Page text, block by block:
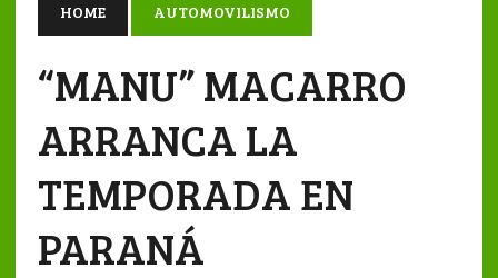
HOME AUTOMOVILISMO
“MANU” MACARRO
ARRANCA LA
TEMPORADA EN
PARANÁ